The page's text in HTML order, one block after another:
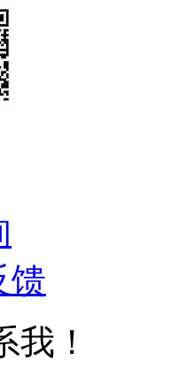
馈
我！